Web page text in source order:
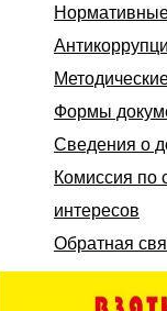
Формы
Сведения о
Комиссия по
интересов
Обратная